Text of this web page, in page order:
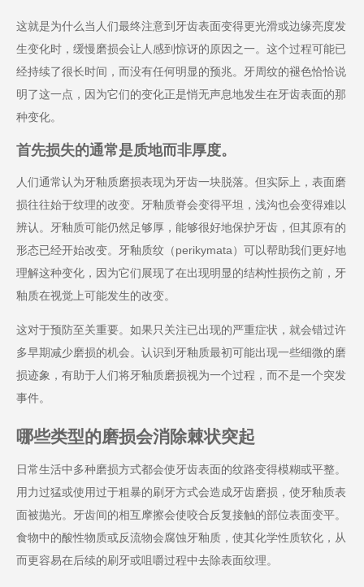
这就是为什么当人们最终注意到牙齿表面变得更光滑或边缘亮度发
生变化时，缓慢磨损会让人感到惊讶的原因之一。这个过程可能已
经持续了很长时间，而没有任何明显的预兆。牙周纹的褪色恰恰说
明了这一点，因为它们的变化正是悄无声息地发生在牙齿表面的那
种变化。
首先损失的通常是质地而非厚度。
人们通常认为牙釉质磨损表现为牙齿一块脱落。但实际上，表面磨
损往往始于纹理的改变。牙釉质脊会变得平坦，浅沟也会变得难以
辨认。牙釉质可能仍然足够厚，能够很好地保护牙齿，但其原有的
形态已经开始改变。牙釉质纹（perikymata）可以帮助我们更好地
理解这种变化，因为它们展现了在出现明显的结构性损伤之前，牙
釉质在视觉上可能发生的改变。
这对于预防至关重要。如果只关注已出现的严重症状，就会错过许
多早期减少磨损的机会。认识到牙釉质最初可能出现一些细微的磨
损迹象，有助于人们将牙釉质磨损视为一个过程，而不是一个突发
事件。
哪些类型的磨损会消除棘状突起
日常生活中多种磨损方式都会使牙齿表面的纹路变得模糊或平整。
用力过猛或使用过于粗暴的刷牙方式会造成牙齿磨损，使牙釉质表
面被抛光。牙齿间的相互摩擦会使咬合反复接触的部位表面变平。
食物中的酸性物质或反流物会腐蚀牙釉质，使其化学性质软化，从
而更容易在后续的刷牙或咀嚼过程中去除表面纹理。